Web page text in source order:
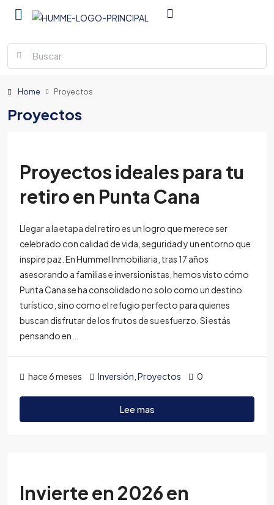
Home Proyectos
Proyectos
Proyectos ideales para tu
retiro en Punta Cana
Llegar a la etapa del retiro es un logro que merece ser
celebrado con calidad de vida, seguridad y un entorno que
inspire paz. En Hummel Inmobiliaria, tras 17 años
asesorando a familias e inversionistas, hemos visto cómo
Punta Cana se ha consolidado no solo como un destino
turístico, sino como el refugio perfecto para quienes
buscan disfrutar de los frutos de su esfuerzo. Si estás
pensando en...
hace 6 meses Inversión Proyectos 0
Lee mas
Invierte en 2026 en